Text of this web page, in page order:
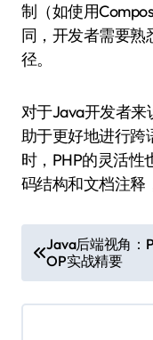
制（如使用
同，开发者需要熟
径。
对于Java开发者来
助于更好地进行跨
时，PHP的灵活性
码结构和文档注释
章
导
Java后端视角：
OP实战精要